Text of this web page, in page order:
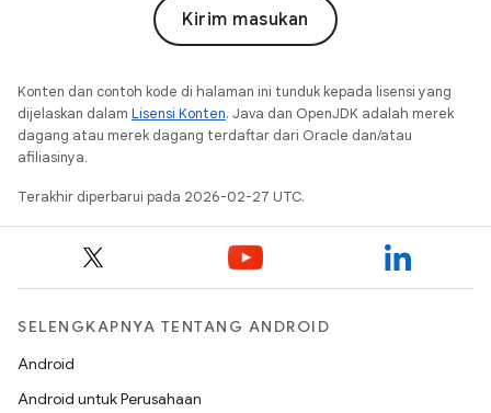
Kirim masukan
Konten dan contoh kode di halaman ini tunduk kepada lisensi yang
dijelaskan dalam Lisensi Konten. Java dan OpenJDK adalah merek
dagang atau merek dagang terdaftar dari Oracle dan/atau
afiliasinya.
Terakhir diperbarui pada 2026-02-27 UTC.
SELENGKAPNYA TENTANG ANDROID
Android
Android untuk Perusahaan